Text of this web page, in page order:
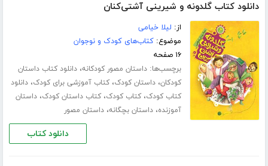
دانلود کتاب گلدونه و شیرینی آشتی‌کنان
از: لیلا خیامی
موضوع:کتاب‌های کودک و نوجوان
۱۶ صفحه
برچسب‌ها:داستان مصور کودکانه،دانلود کتاب داستان
کودکان،داستان کودک،کتاب آموزشی برای کودک،دانلود
کتاب کودک،کتاب کودک،کتاب داستان کودک،داستان
آموزنده،داستان بچگانه،داستان مصور
دانلود کتاب